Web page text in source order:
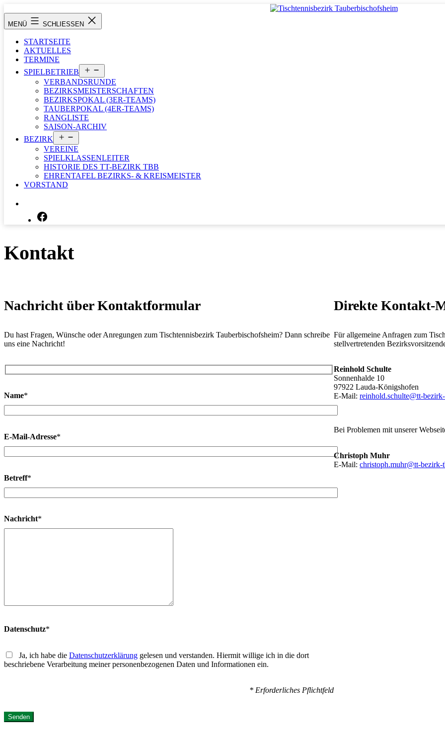
Inhalt
springen
Tischtennisbezirk
Tauberbischofsheim
MENÜ SCHLIESSEN
STARTSEITE
AKTUELLES
TERMINE
SPIELBETRIEB
öffnen
VERBANDSRUNDE
BEZIRKSMEISTERSCHAFTEN
BEZIRKSPOKAL (3ER-TEAMS)
TAUBERPOKAL (4ER-TEAMS)
RANGLISTE
SAISON-ARCHIV
BEZIRK
öffnen
VEREINE
SPIELKLASSENLEITER
HISTORIE DES TT-BEZIRK TBB
EHRENTAFEL BEZIRKS- & KREISMEISTER
VORSTAND
Kontakt
Nachricht über Kontaktformular
Du hast Fragen, Wünsche oder Anregungen zum Tischtennisbezirk Tauberbischofsheim? Dann schreibe
uns eine Nachricht!
Name*
E-Mail-Adresse*
Betreff*
Nachricht*
Datenschutz*
Ja, ich habe die Datenschutzerklärung gelesen und verstanden. Hiermit willige ich in die dort
beschriebene Verarbeitung meiner personenbezogenen Daten und Informationen ein.
* Erforderliches Pflichtfeld
Direkte Kontakt-
Für allgemeine Anfragen zum
stellvertretenden
Reinhold Schulte
Sonnenhalde 10
97922 Lauda-Königshofen
E-Mail: reinhold.schulte@tt-
Bei Problemen mit unserer
Christoph Muhr
E-Mail: christoph.muhr@tt-bezirk-